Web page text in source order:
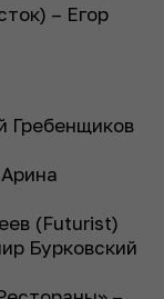
– Егор
Гребенщиков
(Futurist)
Бурковский